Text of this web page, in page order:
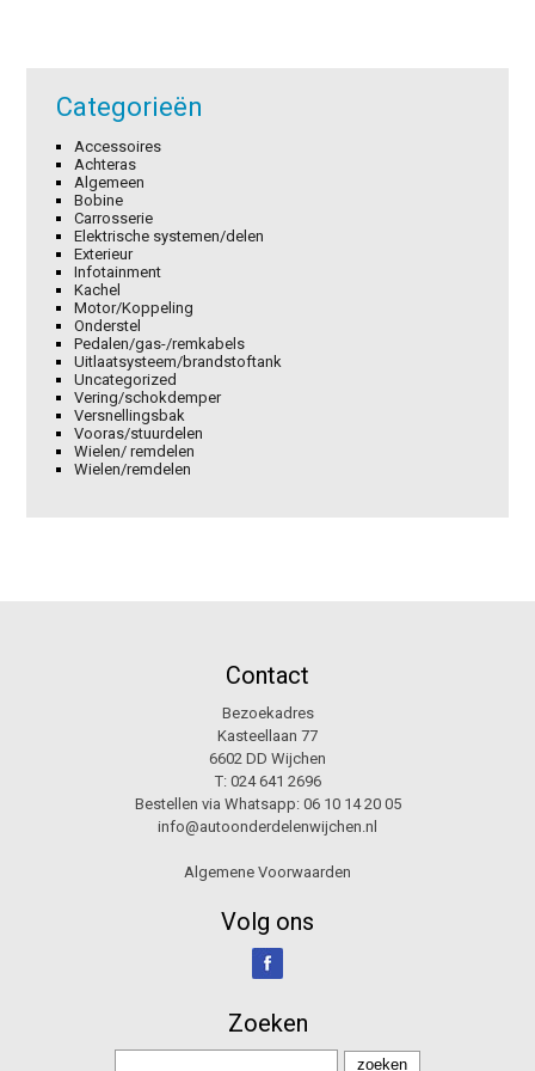
Categorieën
Accessoires
Achteras
Algemeen
Bobine
Carrosserie
Elektrische systemen/delen
Exterieur
Infotainment
Kachel
Motor/Koppeling
Onderstel
Pedalen/gas-/remkabels
Uitlaatsysteem/brandstoftank
Uncategorized
Vering/schokdemper
Versnellingsbak
Vooras/stuurdelen
Wielen/ remdelen
Wielen/remdelen
Contact
Bezoekadres
Kasteellaan 77
6602 DD Wijchen
T: 024 641 2696
Bestellen via Whatsapp: 06 10 14 20 05
info@autoonderdelenwijchen.nl
Algemene Voorwaarden
Volg ons
Zoeken